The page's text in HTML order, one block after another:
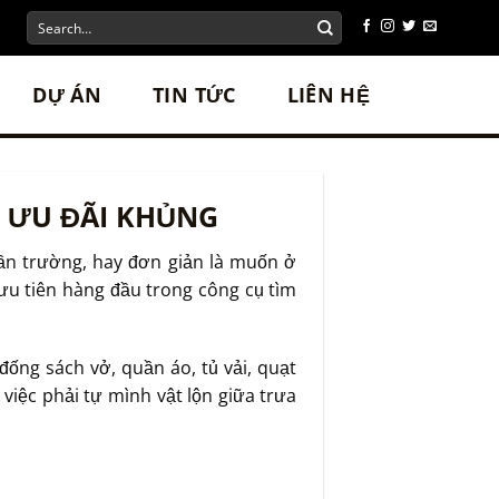
DỰ ÁN TIN TỨC LIÊN HỆ
ƯU ĐÃI KHỦNG
trường, hay đơn giản là muốn ở
tiên hàng đầu trong công cụ tìm
sách vở, quần áo, tủ vải, quạt
phải tự mình vật lộn giữa trưa